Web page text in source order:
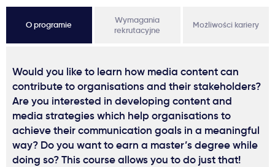
O programie
Wymagania
rekrutacyjne
Możliwości kariery
Would you like to learn how media content can
contribute to organisations and their stakeholders?
Are you interested in developing content and
media strategies which help organisations to
achieve their communication goals in a meaningful
way? Do you want to earn a master’s degree while
doing so? This course allows you to do just that!